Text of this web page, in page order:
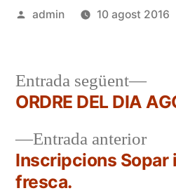
Publicat
admin 10 agost 2016
Navegació
d'entrades
Entrada anterior
Inscripcions Sopar
fresca.
Entrada següent
ORDRE DEL DIA